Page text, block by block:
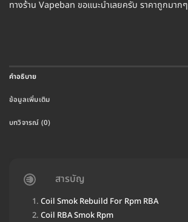
ทางร้าน Vapeban ขอแนะนำเลยครับ ราคาถูกมากๆ
คำอธิบาย
ข้อมูลเพิ่มเติม
บทวิจารณ์ (0)
สารบัญ
Coil Smok Rebuild For Rpm RBA
Coil RBA Smok Rpm